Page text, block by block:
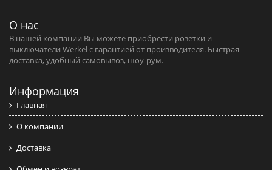
О нас
В нашей компании Вы можете приобрести розетки и
выключатели Werkel c гарантией от производителя. Быстрая
доставка, удобный самовывоз, шоу-рум.
Информация
Главная
О компании
Доставка